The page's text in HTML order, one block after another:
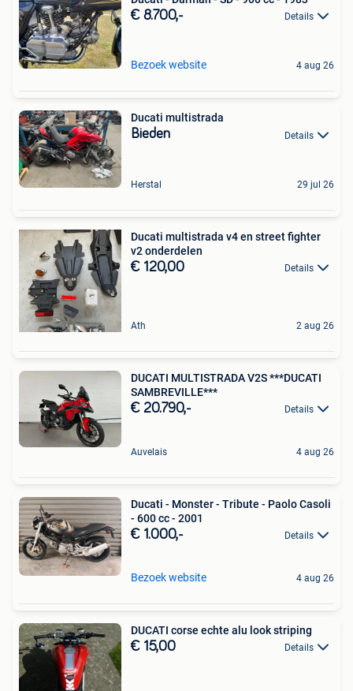
€ 8.700,- Details
Bezoek website 4 aug 26
Ducati multistrada
Bieden Details
Herstal 29 jul 26
Ducati multistrada v4 en street fighter
v2 onderdelen
€ 120,00 Details
Ath 2 aug 26
DUCATI MULTISTRADA V2S ***DUCATI
SAMBREVILLE***
€ 20.790,- Details
Auvelais 4 aug 26
Ducati - Monster - Tribute - Paolo Casoli
- 600 cc - 2001
€ 1.000,- Details
Bezoek website 4 aug 26
DUCATI corse echte alu look striping
€ 15,00 Details